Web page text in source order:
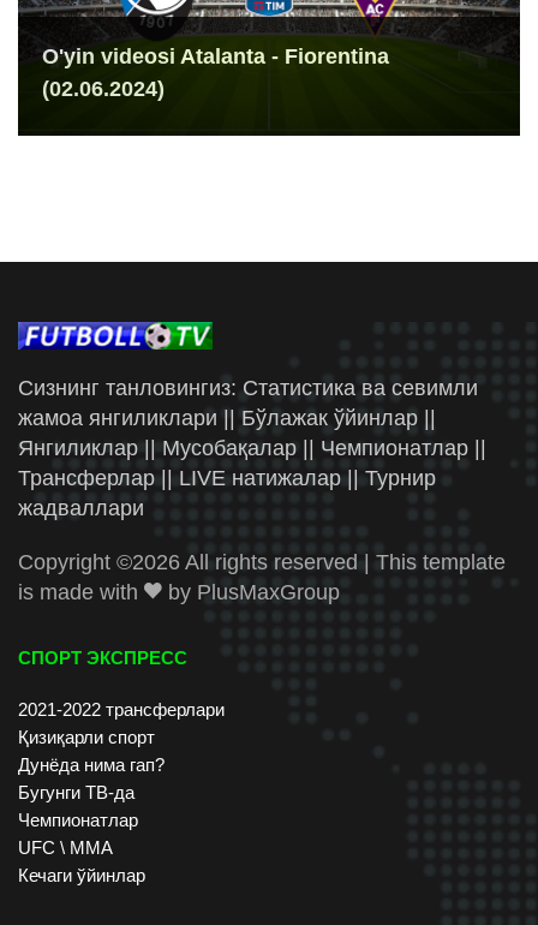
O'yin videosi Atalanta - Fiorentina
(02.06.2024)
Сизнинг танловингиз: Статистика ва севимли
жамоа янгиликлари || Бўлажак ўйинлар ||
Янгиликлар || Мусобақалар || Чемпионатлар ||
Трансферлар || LIVE натижалар || Турнир
жадваллари
Copyright ©2026 All rights reserved | This template
is made with
by PlusMaxGroup
СПОРТ ЭКСПРЕСС
2021-2022 трансферлари
Қизиқарли спорт
Дунёда нима гап?
Бугунги ТВ-да
Чемпионатлар
UFC \ ММА
Кечаги ўйинлар